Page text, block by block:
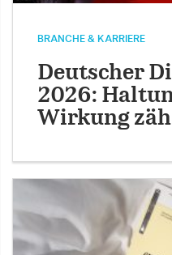
BRANCHE & KARRIERE
Deutscher
2026:
Wirkung